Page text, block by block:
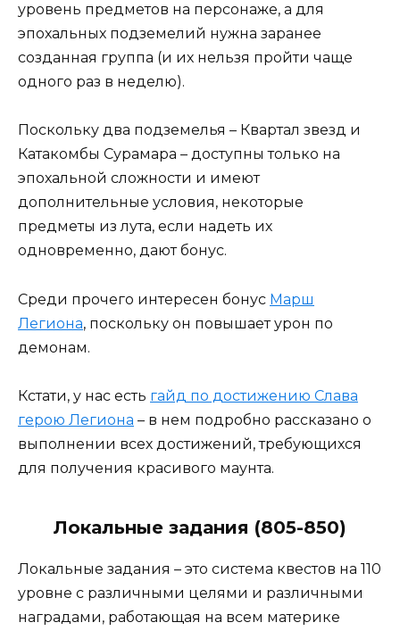
уровень предметов на персонаже, а для
эпохальных подземелий нужна заранее
созданная группа (и их нельзя пройти чаще
одного раз в неделю).
Поскольку два подземелья – Квартал звезд и
Катакомбы Сурамара – доступны только на
эпохальной сложности и имеют
дополнительные условия, некоторые
предметы из лута, если надеть их
одновременно, дают бонус.
Среди прочего интересен бонус Марш
Легиона, поскольку он повышает урон по
демонам.
Кстати, у нас есть гайд по достижению Слава
герою Легиона – в нем подробно рассказано о
выполнении всех достижений, требующихся
для получения красивого маунта.
Локальные задания (805-850)
Локальные задания – это система квестов на 110
уровне с различными целями и различными
наградами, работающая на всем материке